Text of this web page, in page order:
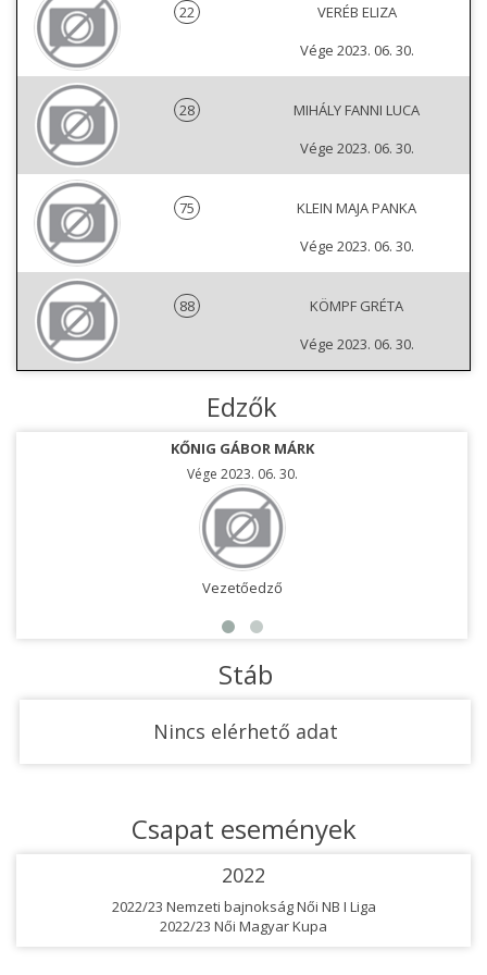
22
VERÉB ELIZA
Vége 2023. 06. 30.
28
MIHÁLY FANNI LUCA
Vége 2023. 06. 30.
75
KLEIN MAJA PANKA
Vége 2023. 06. 30.
88
KÖMPF GRÉTA
Vége 2023. 06. 30.
Edzők
KŐNIG GÁBOR MÁRK
Vége 2023. 06. 30.
Vezetőedző
Stáb
Nincs elérhető adat
Csapat események
2022
2022/23 Nemzeti bajnokság Női NB I Liga
2022/23 Női Magyar Kupa